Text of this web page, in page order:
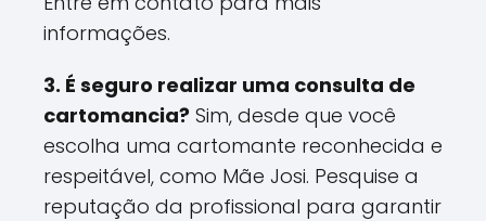
informações.
3. É seguro realizar uma consulta de
cartomancia? Sim, desde que você
escolha uma cartomante reconhecida e
respeitável, como Mãe Josi. Pesquise a
reputação da profissional para garantir